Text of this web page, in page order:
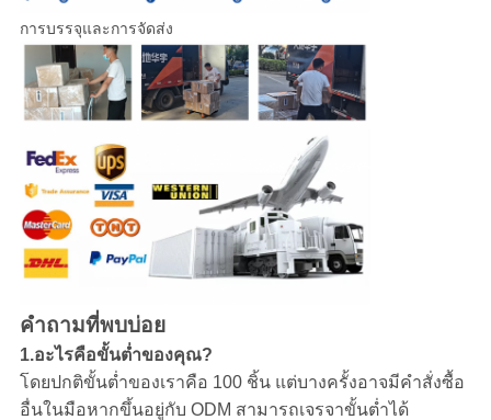
การบรรจุและการจัดส่ง
คำถามที่พบบ่อย
1.อะไรคือขั้นต่ำของคุณ?
โดยปกติขั้นต่ำของเราคือ 100 ชิ้น แต่บางครั้งอาจมีคำสั่งซื้อ
อื่นในมือหากขึ้นอยู่กับ ODM สามารถเจรจาขั้นต่ำได้